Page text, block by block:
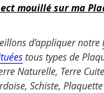
mouillé sur ma
d’appliquer notre
tous types de
Naturelle, Terre
Schiste,